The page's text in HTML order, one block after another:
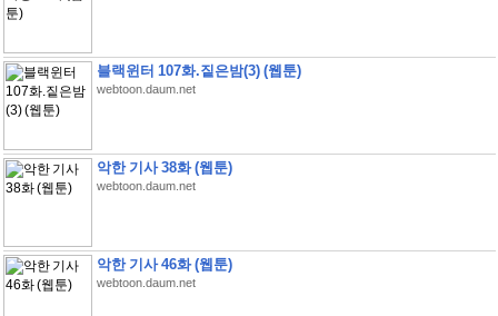
블랙윈터 107화.짙은밤(3) (웹툰)
webtoon.daum.net
악한 기사 38화 (웹툰)
webtoon.daum.net
악한 기사 46화 (웹툰)
webtoon.daum.net